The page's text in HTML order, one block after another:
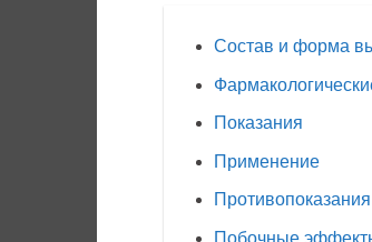
Состав и форма
Показания
Применение
Противопоказания
Побочные